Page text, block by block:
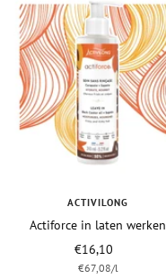
ACTIVILONG
Actiforce in laten werken
Vraagprijs
€16,10
€67,08/l